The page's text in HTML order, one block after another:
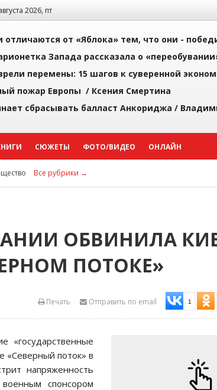
2026, пт
отличаются от «Яблока» тем, что они -
Запада рассказала о
перемены: 15 шагов к суверенной
пожар Европы / Ксения Смертина
сбрасывать балласт Анкориджа /
СЮЖЕТЫ ФОТО/ВИДЕО ОНЛАЙН
Все рубрики →
ОБВИНИЛА
ПОТОКЕ»
Отправить по email 1
Печать
«государственные
«Северный поток» в
напряженность
спонсором